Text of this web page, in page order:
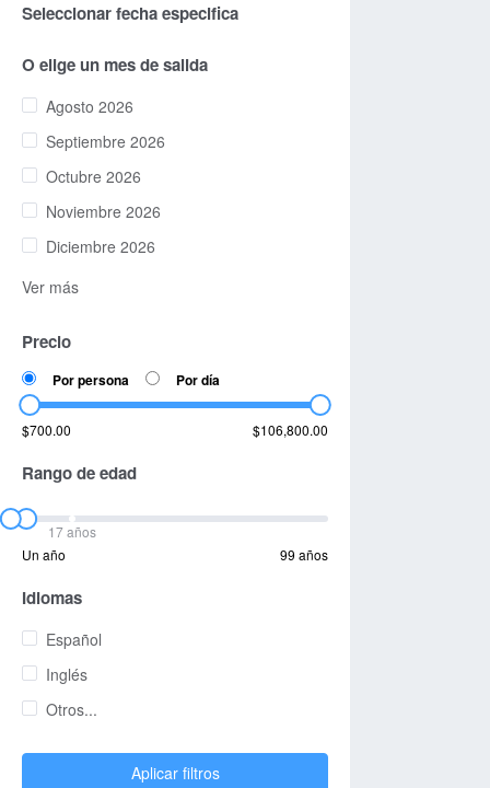
Seleccionar fecha especifica
O elige un mes de salida
Agosto 2026
Septiembre 2026
Octubre 2026
Noviembre 2026
Diciembre 2026
Ver más
Precio
Por persona Por día
$700.00 $106,800.00
Rango de edad
17 años
Un año
99 años
Idiomas
Español
Inglés
Otros...
Aplicar filtros